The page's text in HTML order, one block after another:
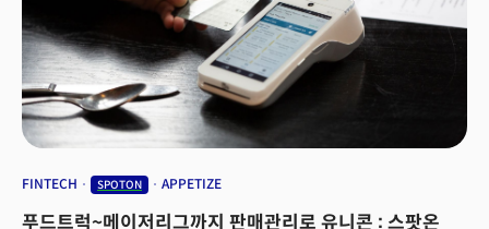
FINTECH SPOTON APPETIZE
푸드트럭~메이저리그까지 판매관리로 유니콘 : 스팟온